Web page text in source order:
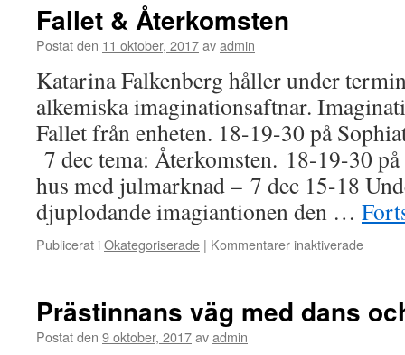
Fallet & Återkomsten
Postat den 11 oktober, 2017avadmin
Katarina Falkenberg håller under
alkemiska imaginationsaftnar.
Fallet från enheten. 18-19-30 på
7 dec tema: Återkomsten. 18-19-30
hus med julmarknad – 7 dec 15-18
djuplodande imagiantionen den …
Publicerat iOkategoriserade | Kommentarer inaktiveradeför
Prästinnans väg med dans
Postat den 9 oktober, 2017avadmin